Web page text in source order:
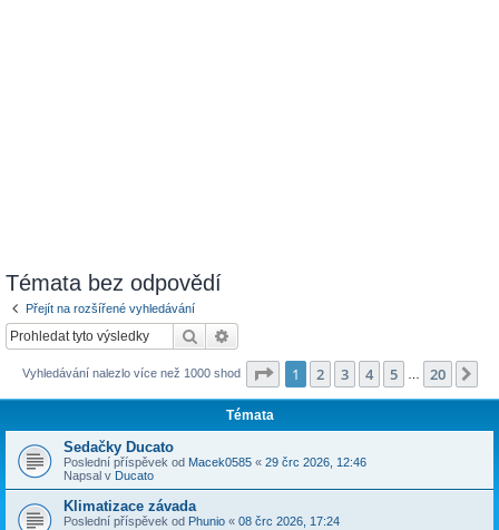
Témata bez odpovědí
Přejít na rozšířené vyhledávání
Hledat
Vyhledávání nalezlo více než 1000 shod Stránka z 20
1 2 3 4 5 20
Témata
Sedačky Ducato
Poslední příspěvek od Macek0585 « 29 črc 2026, 12:46
Napsal v Ducato
Klimatizace závada
Poslední příspěvek od Phunio « 08 črc 2026, 17:24